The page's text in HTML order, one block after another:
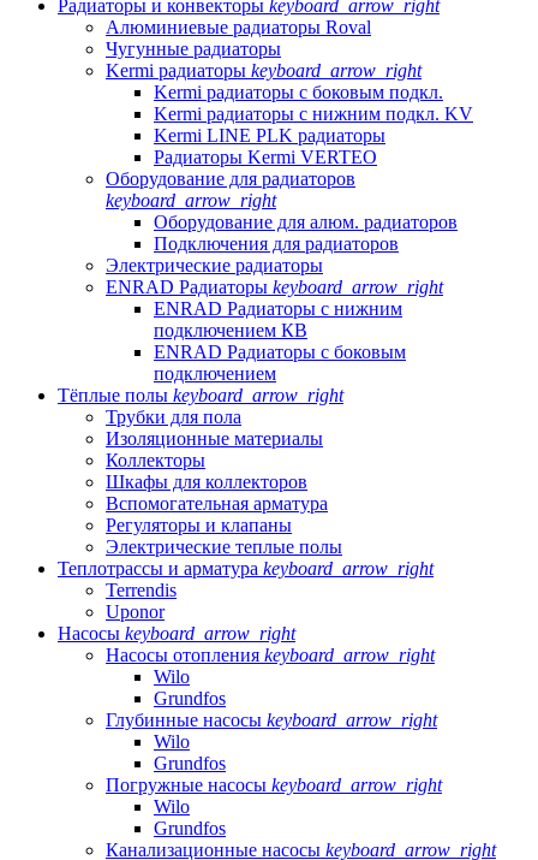
Радиаторы и конвекторы keyboard_arrow_right
Алюминиевые радиаторы Roval
Чугунные радиаторы
Kermi радиаторы keyboard_arrow_right
Kermi радиаторы с боковым подкл.
Kermi радиаторы с нижним подкл. KV
Kermi LINE PLK радиаторы
Радиаторы Kermi VERTEO
Оборудование для радиаторов
keyboard_arrow_right
Оборудование для алюм. радиаторов
Подключения для радиаторов
Электрические радиаторы
ENRAD Радиаторы keyboard_arrow_right
ENRAD Радиаторы с нижним
подключением КВ
ENRAD Радиаторы с боковым
подключением
Тёплые полы keyboard_arrow_right
Трубки для пола
Изоляционные материалы
Коллекторы
Шкафы для коллекторов
Вспомогательная арматура
Регуляторы и клапаны
Электрические теплые полы
Теплотрассы и арматура keyboard_arrow_right
Terrendis
Uponor
Насосы keyboard_arrow_right
Насосы отопления keyboard_arrow_right
Wilo
Grundfos
Глубинные насосы keyboard_arrow_right
Wilo
Grundfos
Погружные насосы keyboard_arrow_right
Wilo
Grundfos
Канализационные насосы keyboard_arrow_right